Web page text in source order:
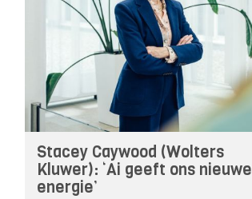
Stacey Caywood (Wolters
Kluwer): ‘Ai geeft ons nieuwe
energie’